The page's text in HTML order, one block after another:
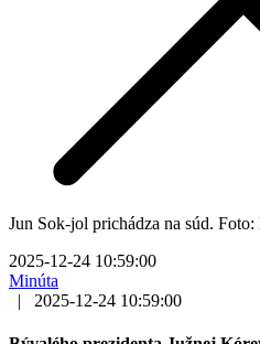
Jun Sok-jol prichádza na súd.
2025-12-24 10:59:00
Minúta
|
2025-12-24 10:59:00